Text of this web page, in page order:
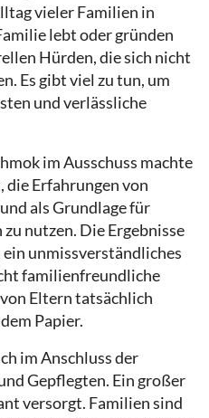
vieler Familien in
lebt oder gründen
Hürden, die sich nicht
Es gibt viel zu tun, um
und verlässliche
im Ausschuss machte
Erfahrungen von
als Grundlage für
nutzen. Die Ergebnisse
unmissverständliches
familienfreundliche
Eltern tatsächlich
Papier.
im Anschluss der
Gepflegten. Ein großer
versorgt. Familien sind